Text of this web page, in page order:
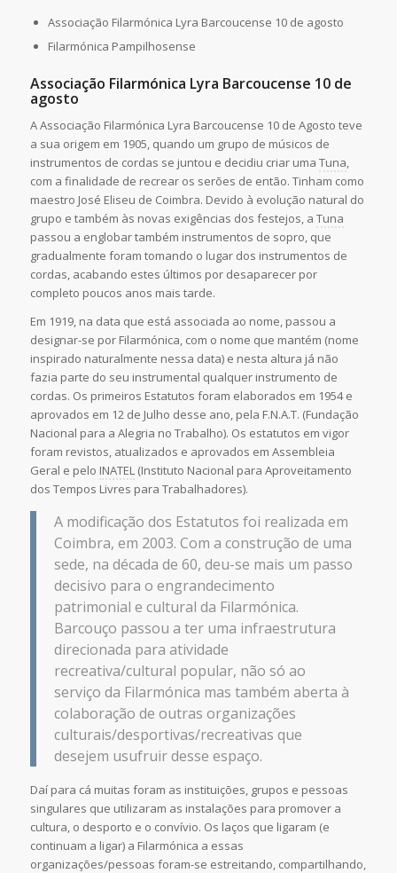
Associação Filarmónica Lyra Barcoucense 10 de agosto
Filarmónica Pampilhosense
Associação Filarmónica Lyra Barcoucense 10 de
agosto
A Associação Filarmónica Lyra Barcoucense 10 de Agosto teve
a sua origem em 1905, quando um grupo de músicos de
instrumentos de cordas se juntou e decidiu criar uma Tuna,
com a finalidade de recrear os serões de então. Tinham como
maestro José Eliseu de Coimbra. Devido à evolução natural do
grupo e também às novas exigências dos festejos, a Tuna
passou a englobar também instrumentos de sopro, que
gradualmente foram tomando o lugar dos instrumentos de
cordas, acabando estes últimos por desaparecer por
completo poucos anos mais tarde.
Em 1919, na data que está associada ao nome, passou a
designar-se por Filarmónica, com o nome que mantém (nome
inspirado naturalmente nessa data) e nesta altura já não
fazia parte do seu instrumental qualquer instrumento de
cordas. Os primeiros Estatutos foram elaborados em 1954 e
aprovados em 12 de Julho desse ano, pela F.N.A.T. (Fundação
Nacional para a Alegria no Trabalho). Os estatutos em vigor
foram revistos, atualizados e aprovados em Assembleia
Geral e pelo INATEL(Instituto Nacional para Aproveitamento
dos Tempos Livres para Trabalhadores).
A modificação dos Estatutos foi realizada em
Coimbra, em 2003. Com a construção de uma
sede, na década de 60, deu-se mais um passo
decisivo para o engrandecimento
patrimonial e cultural da Filarmónica.
Barcouço passou a ter uma infraestrutura
direcionada para atividade
recreativa/cultural popular, não só ao
serviço da Filarmónica mas também aberta à
colaboração de outras organizações
culturais/desportivas/recreativas que
desejem usufruir desse espaço.
Daí para cá muitas foram as instituições, grupos e pessoas
singulares que utilizaram as instalações para promover a
cultura, o desporto e o convívio. Os laços que ligaram (e
continuam a ligar) a Filarmónica a essas
organizações/pessoas foram-se estreitando, compartilhando,